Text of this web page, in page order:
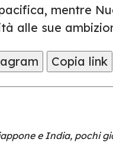
mentre
alle sue
Copia link
e India, pochi